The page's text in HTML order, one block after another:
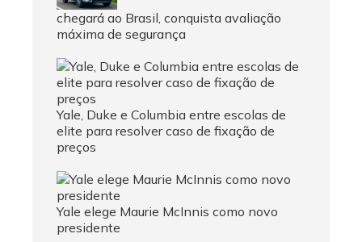
chegará ao Brasil, conquista avaliação
máxima de segurança
Yale, Duke e Columbia entre escolas de
elite para resolver caso de fixação de
preços
Yale elege Maurie McInnis como novo
presidente